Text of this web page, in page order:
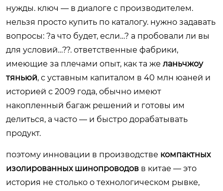
нужды. ключ — в диалоге с производителем.
нельзя просто купить по каталогу. нужно задавать
вопросы: ?а что будет, если…? а пробовали ли вы
для условий…??. ответственные фабрики,
имеющие за плечами опыт, как та же ланьчжоу
тяньюй, с уставным капиталом в 40 млн юаней и
историей с 2009 года, обычно имеют
накопленный багаж решений и готовы им
делиться, а часто — и быстро дорабатывать
продукт.
поэтому инновации в производстве компактных
изолированных шинопроводов в китае — это
история не столько о технологическом рывке,